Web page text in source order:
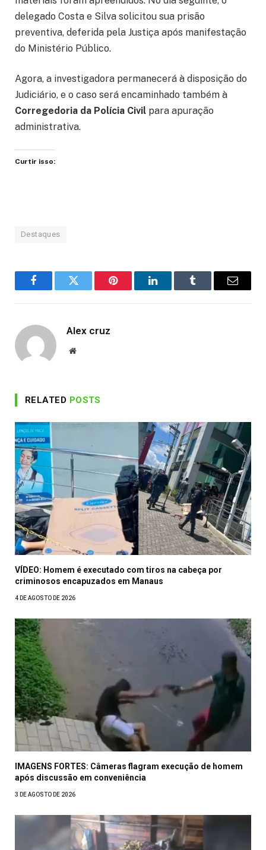
delegado Costa e Silva solicitou sua prisão
preventiva, deferida pela Justiça após manifestação
do Ministério Público.
Agora, a investigadora permanecerá à disposição do
Judiciário, e o caso será encaminhado também à
Corregedoria da Polícia Civil para apuração
administrativa.
Curtir isso:
Destaques
FacebookTwitter Pinterest LinkedInTumblr Email
Alex cruz
Website
RELATED POSTS
VÍDEO: Homem é executado com tiros na cabeça por
criminosos encapuzados em Manaus
4 DE AGOSTO DE 2026
IMAGENS FORTES: Câmeras flagram execução de homem
após discussão em conveniência
3 DE AGOSTO DE 2026